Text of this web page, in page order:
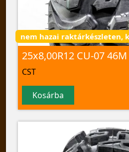
nem hazai raktárkészleten,
25x8,00R12 CU-07 46M
CST
Kosárba